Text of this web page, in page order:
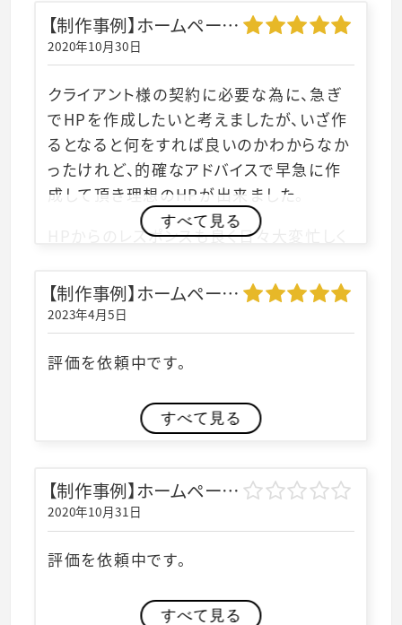
【制作事例】ホームページ制作｜株式会社T-Flap様
2020年10月30日
クライアント様の契約に必要な為に、急ぎ
でHPを作成したいと考えましたが、いざ作
るとなると何をすれば良いのかわからなか
ったけれど、的確なアドバイスで早急に作
成して頂き理想のHPが出来ました。
HPからのレスポンスも良く日々大変忙しく
すべて見る
【制作事例】ホームページ制作｜NMRスポーツジム様
2023年4月5日
評価を依頼中です。
すべて見る
【制作事例】ホームページ制作｜株式会社NAMURA様
2020年10月31日
評価を依頼中です。
すべて見る